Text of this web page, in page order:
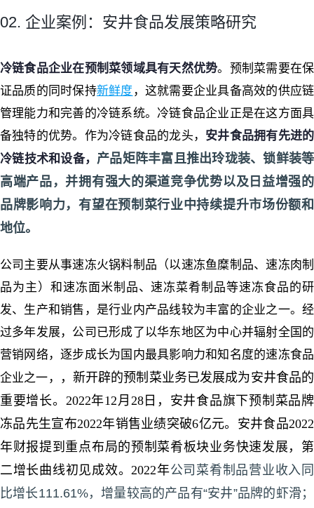
02. 企业案例：安井食品发展策略研究
冷链食品企业在预制菜领域具有天然优势。预制菜需要在保
证品质的同时保持新鲜度 ，这就需要企业具备高效的供应链
管理能力和完善的冷链系统。冷链食品企业正是在这方面具
备独特的优势。作为冷链食品的龙头， 安井食品拥有先进的
冷链技术和设备， 产品矩阵丰富且推出玲珑装、锁鲜装等
高端产品，并拥有强大的渠道竞争优势以及日益增强的
品牌影响力，有望在预制菜行业中持续提升市场份额和
地位。
公司主要从事速冻火锅料制品（以速冻鱼糜制品、速冻肉制
品为主）和速冻面米制品、速冻菜肴制品等速冻食品的研
发、生产和销售，是行业内产品线较为丰富的企业之一。经
过多年发展，公司已形成了以华东地区为中心并辐射全国的
营销网络，逐步成长为国内最具影响力和知名度的速冻食品
企业之一，
，新开辟的预制菜业务已发展成为安井食品的
重要增长。2022年12月28日，安井食品旗下预制菜品牌
冻品先生宣布2022年销售业绩突破6亿元。安井食品2022
年财报提到重点布局的预制菜肴板块业务快速发展，第
二增长曲线初见成效。2022年公司菜肴制品营业收入同
比增长111.61%，增量较高的产品有“安井”品牌的虾滑；